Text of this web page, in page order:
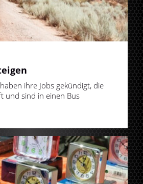
ihre Jobs gekündigt, die
und sind in einen Bus